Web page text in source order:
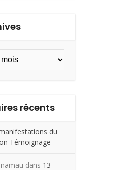
récents
du
Témoignage
dans 13